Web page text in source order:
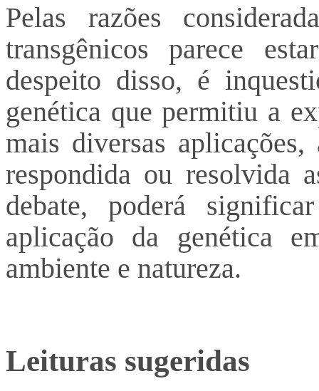
Pelas razões
transgênicos parece
despeito disso, é
genética que permitiu a
mais diversas
respondida ou resolvida
debate, poderá
aplicação da genética
ambiente e natureza.
Leituras sugeridas